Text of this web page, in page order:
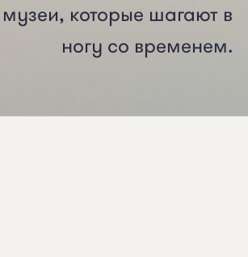
музеи, которые шагают в
ногу со временем.